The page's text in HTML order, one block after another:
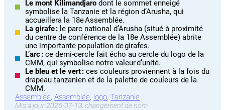
Le mont Kilimandjaro dont le sommet enneigé
symbolise la Tanzanie et la région d’Arusha, qui
accueillera la 18e Assemblée.
La girafe : le parc national d’Arusha (situé à proximité
du centre de conférence de la 18e Assemblée) abrite
une importante population de girafes.
L’arc : ce demi-cercle fait écho au cercle du logo de la
CMM, qui symbolise notre valeur d’unité.
Le bleu et le vert : ces couleurs proviennent à la fois du
drapeau tanzanien et de la palette de couleurs de la
CMM.
Assemblée , Assemblée logo , Tanzanie
Mis à jour 2026-07-13: changement de nom